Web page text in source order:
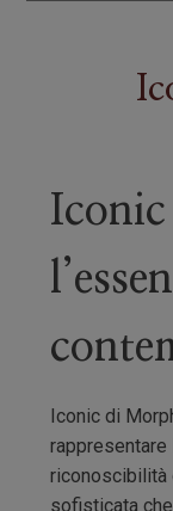
Iconic di
rappresentare
riconoscibilità
sofisticata